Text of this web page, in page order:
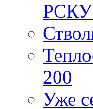
200
Уже